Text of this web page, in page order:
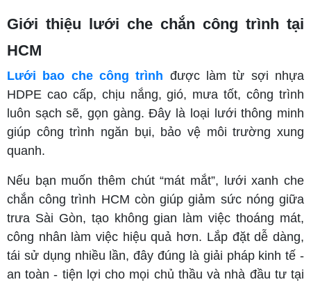
Giới thiệu lưới che chắn công trình tại
HCM
Lưới bao che công trình được làm từ sợi nhựa
HDPE cao cấp, chịu nắng, gió, mưa tốt, công trình
luôn sạch sẽ, gọn gàng. Đây là loại lưới thông minh
giúp công trình ngăn bụi, bảo vệ môi trường xung
quanh.
Nếu bạn muốn thêm chút “mát mắt”, lưới xanh che
chắn công trình HCM còn giúp giảm sức nóng giữa
trưa Sài Gòn, tạo không gian làm việc thoáng mát,
công nhân làm việc hiệu quả hơn. Lắp đặt dễ dàng,
tái sử dụng nhiều lần, đây đúng là giải pháp kinh tế -
an toàn - tiện lợi cho mọi chủ thầu và nhà đầu tư tại